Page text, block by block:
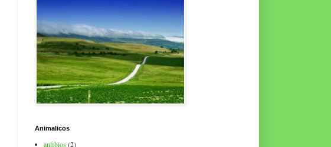
Animalicos
anfibios(2)